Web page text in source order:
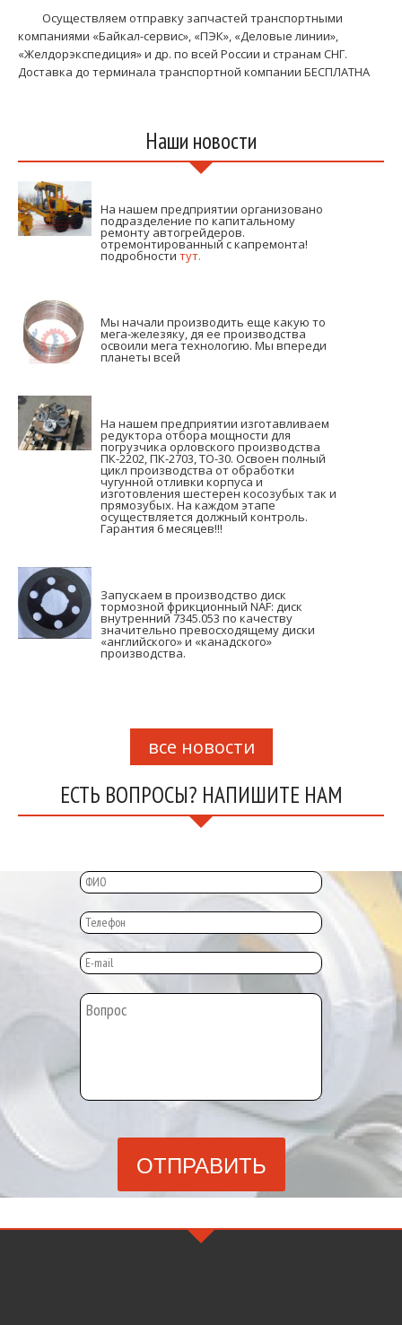
Осуществляем отправку запчастей транспортными
компаниями «Байкал-сервис», «ПЭК», «Деловые линии»,
«Желдорэкспедиция» и др. по всей России и странам СНГ.
Доставка до терминала транспортной компании БЕСПЛАТНА
Наши новости
На нашем предприятии организовано
подразделение по капитальному
ремонту автогрейдеров.
отремонтированный с капремонта!
подробности тут.
Мы начали производить еще какую то
мега-железяку, дя ее производства
освоили мега технологию. Мы впереди
планеты всей
На нашем предприятии изготавливаем
редуктора отбора мощности для
погрузчика орловского производства
ПК-2202, ПК-2703, ТО-30. Освоен полный
цикл производства от обработки
чугунной отливки корпуса и
изготовления шестерен косозубых так и
прямозубых. На каждом этапе
осуществляется должный контроль.
Гарантия 6 месяцев!!!
Запускаем в производство диск
тормозной фрикционный NAF: диск
внутренний 7345.053 по качеству
значительно превосходящему диски
«английского» и «канадского»
производства.
все новости
ЕСТЬ ВОПРОСЫ? НАПИШИТЕ НАМ
ОТПРАВИТЬ